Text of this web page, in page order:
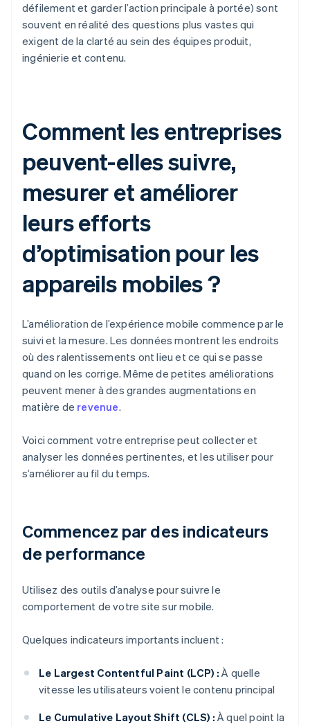
défilement et garder l’action principale à portée) sont
souvent en réalité des questions plus vastes qui
exigent de la clarté au sein des équipes produit,
ingénierie et contenu.
Comment les entreprises
peuvent-elles suivre,
mesurer et améliorer
leurs efforts
d’optimisation pour les
appareils mobiles ?
L’amélioration de l’expérience mobile commence par le
suivi et la mesure. Les données montrent les endroits
où des ralentissements ont lieu et ce qui se passe
quand on les corrige. Même de petites améliorations
peuvent mener à des grandes augmentations en
matière de revenue.
Voici comment votre entreprise peut collecter et
analyser les données pertinentes, et les utiliser pour
s’améliorer au fil du temps.
Commencez par des indicateurs
de performance
Utilisez des outils d’analyse pour suivre le
comportement de votre site sur mobile.
Quelques indicateurs importants incluent :
Le Largest Contentful Paint (LCP) : À quelle
vitesse les utilisateurs voient le contenu principal
Le Cumulative Layout Shift (CLS) : À quel point la